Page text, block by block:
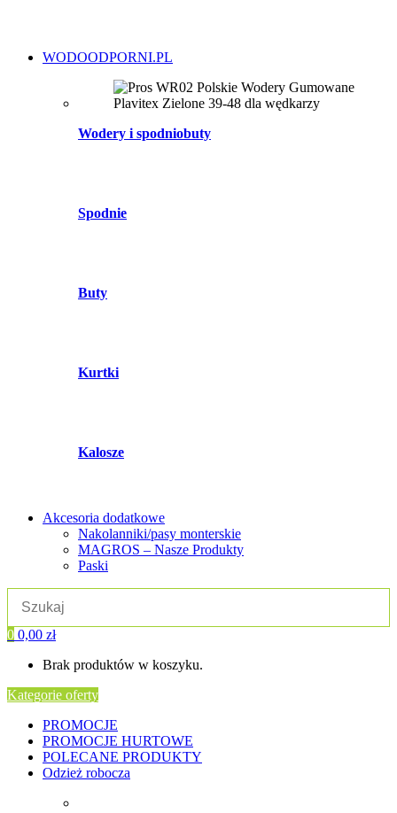
WODOODPORNI.PL
Wodery i spodniobuty
Spodnie
Buty
Kurtki
Kalosze
Akcesoria dodatkowe
Nakolanniki/pasy monterskie
MAGROS – Nasze Produkty
Paski
0 0,00 zł
Brak produktów w koszyku.
Kategorie oferty
PROMOCJE
PROMOCJE HURTOWE
POLECANE PRODUKTY
Odzież robocza